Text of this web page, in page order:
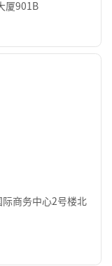
厦901B
商务中⼼2号楼北